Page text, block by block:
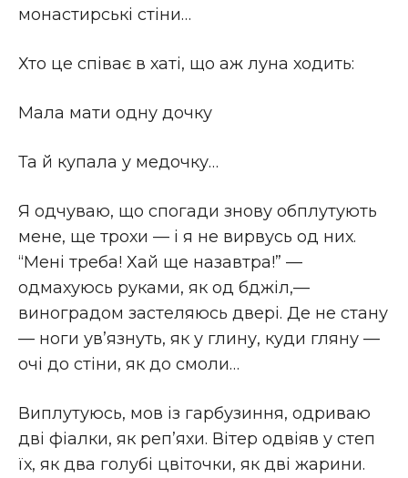
монастирські стіни…
Хто це співає в хаті, що аж луна ходить:
Мала мати одну дочку
Та й купала у медочку…
Я одчуваю, що спогади знову обплутують
мене, ще трохи — і я не вирвусь од них.
“Мені треба! Хай ще назавтра!” —
одмахуюсь руками, як од бджіл,—
виноградом застеляюсь двері. Де не стану
— ноги ув’язнуть, як у глину, куди гляну —
очі до стіни, як до смоли…
Виплутуюсь, мов із гарбузиння, одриваю
дві фіалки, як реп’яхи. Вітер одвіяв у степ
їх, як два голубі цвіточки, як дві жарини.